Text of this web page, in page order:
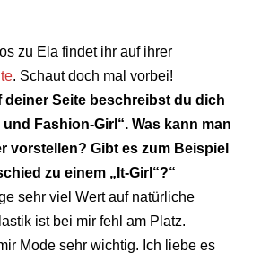
zu Ela findet ihr auf ihrer
. Schaut doch mal vorbei!
deiner Seite beschreibst du dich
Fashion-Girl“. Was kann man
vorstellen? Gibt es zum Beispiel
zu einem „It-Girl“?“
sehr viel Wert auf natürliche
ist bei mir fehl am Platz.
Mode sehr wichtig. Ich liebe es